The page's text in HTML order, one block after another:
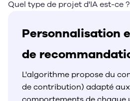
Quel type de projet d'IA est-ce ?